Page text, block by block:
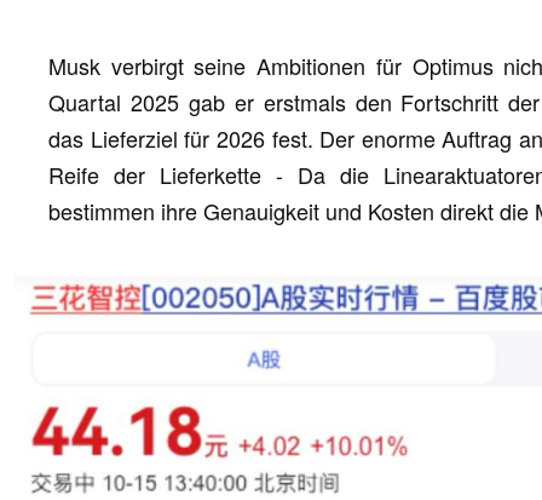
Musk verbirgt seine Ambitionen für Optimus
Quartal 2025 gab er erstmals den Fortschritt
das Lieferziel für 2026 fest. Der enorme Auftrag
Reife der Lieferkette - Da die
bestimmen ihre Genauigkeit und Kosten direkt